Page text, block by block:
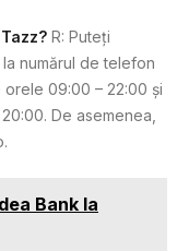
R: Puteți
numărul de telefon
orele 09:00 – 22:00 și
De asemenea,
.
Bank la